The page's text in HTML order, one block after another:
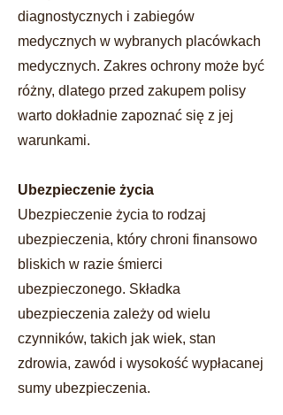
diagnostycznych i zabiegów
medycznych w wybranych placówkach
medycznych. Zakres ochrony może być
różny, dlatego przed zakupem polisy
warto dokładnie zapoznać się z jej
warunkami.
Ubezpieczenie życia
Ubezpieczenie życia to rodzaj
ubezpieczenia, który chroni finansowo
bliskich w razie śmierci
ubezpieczonego. Składka
ubezpieczenia zależy od wielu
czynników, takich jak wiek, stan
zdrowia, zawód i wysokość wypłacanej
sumy ubezpieczenia.